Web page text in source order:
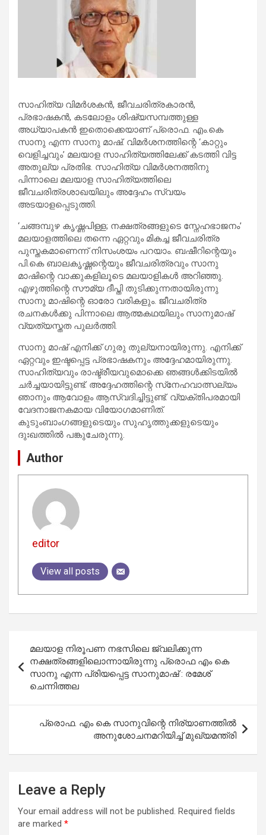
സാഹിത്യ വിമര്‍ശകന്‍, ജീവചരിത്രകാരന്‍,
പ്രഭാഷകന്‍, കടലോളം ശിഷ്യസമ്പത്തുള്ള
അധ്യാപകന്‍ ഇതൊക്കെയാണ് പ്രൊഫ. എം.കെ
സാനു എന്ന സാനു മാഷ്. വിമര്‍ശനത്തിന്റെ ‘കാറ്റും
വെളിച്ചവും’ മലയാള സാഹിത്യത്തിലേക്ക് കടത്തി വിട്ട
അതുല്യ പ്രതിഭ. സാഹിത്യ വിമര്‍ശനത്തിനു
പിന്നാലെ മലയാള സാഹിത്യത്തിലെ
ജീവചരിത്രശാഖയിലും അദ്ദേഹം സ്വയം
അടയാളപ്പെടുത്തി.
‘ചങ്ങമ്പുഴ കൃഷ്ണപിള്ള; നക്ഷത്രങ്ങളുടെ സ്നേഹഭാജനം’
മലയാളത്തിലെ തന്നെ ഏറ്റവും മികച്ച ജീവചരിത്ര
പുസ്തകമാണെന്ന് നിസംശയം പറയാം. ബഷീറിന്റെയും
പി.കെ ബാലകൃഷ്ണന്റെയും ജീവചരിത്രവും സാനു
മാഷിന്റെ വാക്കുകളിലൂടെ മലയാളികള്‍ അറിഞ്ഞു.
എഴുത്തിന്റെ സൗമ്യ ദീപ്തി തുടിക്കുന്നതായിരുന്നു
സാനു മാഷിന്റെ ഓരോ വരികളും. ജീവചരിത്ര
രചനകള്‍ക്കു പിന്നാലെ ആത്മകഥയിലും സാനുമാഷ്
വ്യത്യസ്തത പുലര്‍ത്തി.
സാനു മാഷ് എനിക്ക് ഗുരു തുല്യനായിരുന്നു. എനിക്ക്
ഏറ്റവും ഇഷ്ടപ്പെട്ട പ്രഭാഷകനും അദ്ദേഹമായിരുന്നു.
സാഹിത്യവും രാഷ്ട്രീയവുമൊക്കെ ഞങ്ങള്‍ക്കിടയില്‍
ചര്‍ച്ചയായിട്ടുണ്ട്. അദ്ദേഹത്തിന്റെ സ്‌നേഹവാത്സല്യം
ഞാനും ആവോളം ആസ്വദിച്ചിട്ടുണ്ട്. വ്യക്തിപരമായി
വേദനാജനകമായ വിയോഗമാണിത്.
കുടുംബാംഗങ്ങളുടെയും സുഹൃത്തുക്കളുടെയും
ദുഃഖത്തില്‍ പങ്കുചേരുന്നു.
Author
editor
View all posts
navigation
മലയാള നിരൂപണ നഭസിലെ ജ്വലിക്കുന്ന
നക്ഷത്രങ്ങളിലൊന്നായിരുന്നു പ്രൊഫ എം കെ
സാനു എന്ന പ്രിയപ്പെട്ട സാനുമാഷ് : രമേശ്
ചെന്നിത്തല
പ്രൊഫ. എം കെ സാനുവിന്റെ നിര്യാണത്തിൽ
അനുശോചനമറിയിച്ച് മുഖ്യമന്ത്രി
Leave a Reply
Your email address will not be published. Required fields
are marked *